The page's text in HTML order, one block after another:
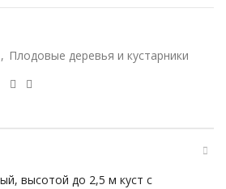
, Плодовые деревья и кустарники
высотой до 2,5 м куст с